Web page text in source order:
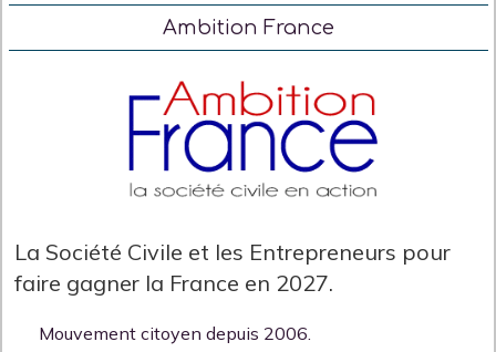
Ambition France
La Société Civile et les Entrepreneurs pour
faire gagner la France en 2027.
Mouvement citoyen depuis 2006.